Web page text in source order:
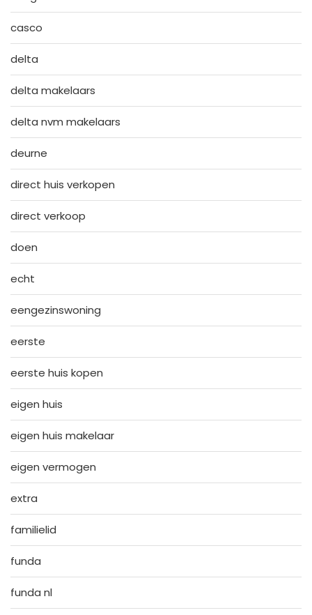
casco
delta
delta makelaars
delta nvm makelaars
deurne
direct huis verkopen
direct verkoop
doen
echt
eengezinswoning
eerste
eerste huis kopen
eigen huis
eigen huis makelaar
eigen vermogen
extra
familielid
funda
funda nl